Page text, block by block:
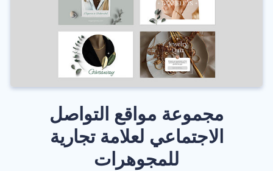
مجموعة مواقع التواصل
الاجتماعي لعلامة تجارية
للمجوهرات